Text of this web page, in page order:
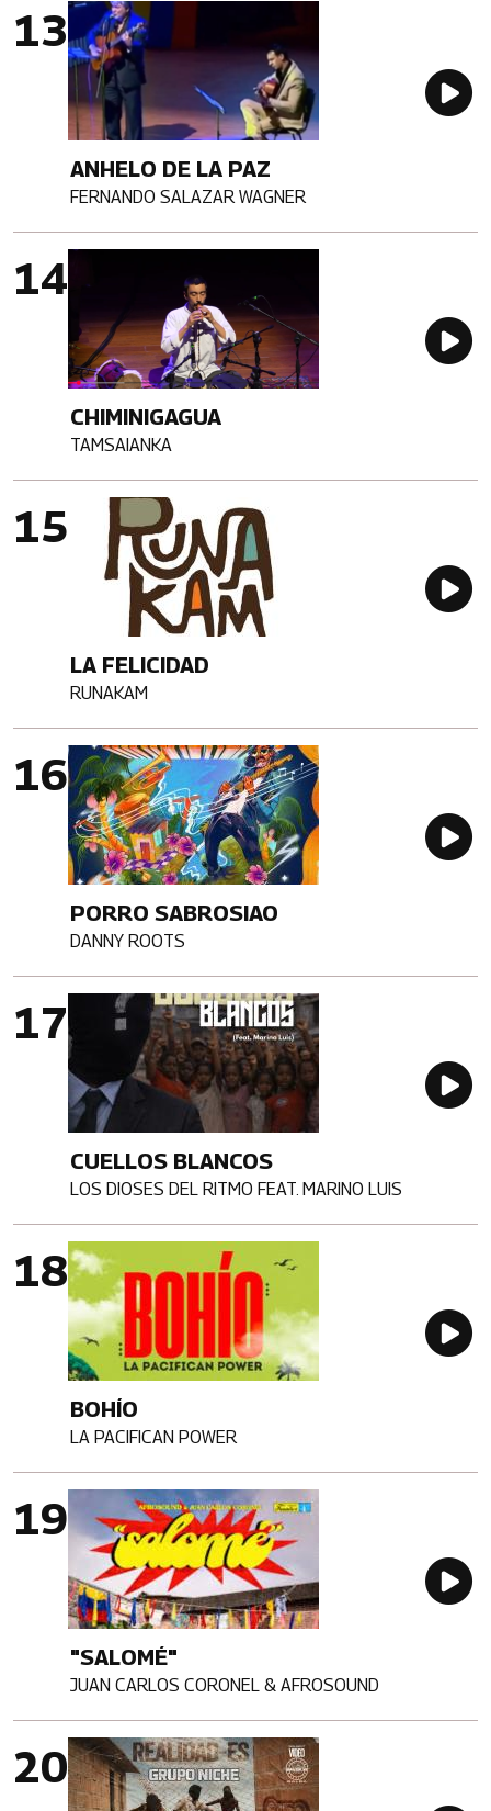
Imagen portada
ANHELO DE LA PAZ
Artista
FERNANDO SALAZAR WAGNER
CHIMINIGAGUA
Artista
TAMSAIANKA
Imagen portada
LA FELICIDAD
Artista
RUNAKAM
Imagen portada
PORRO SABROSIAO
Artista
DANNY ROOTS
Imagen portada
CUELLOS BLANCOS
Artista
LOS DIOSES DEL RITMO FEAT. MARINO LUIS
Imagen portada
BOHÍO
Artista
LA PACIFICAN POWER
Imagen portada
"SALOMÉ"
Artista
JUAN CARLOS CORONEL & AFROSOUND
Imagen portada